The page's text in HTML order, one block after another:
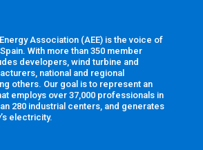
Association (AEE) is the voice of
With more than 350 member
developers, wind turbine and
national and regional
others. Our goal is to represent an
employs over 37,000 professionals in
280 industrial centers, and generates
electricity.